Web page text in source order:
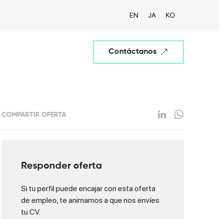
EN JA KO
Contáctanos
COMPARTIR OFERTA
Responder oferta
Si tu perfil puede encajar con esta oferta
de empleo, te animamos a que nos envíes
tu CV.